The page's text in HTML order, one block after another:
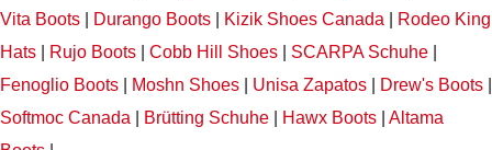
Vita Boots
Durango Boots Kizik Shoes Canada
Rodeo King
Hats
Rujo Boots Cobb Hill Shoes SCARPA Schuhe
Fenoglio Boots
Moshn Shoes Unisa Zapatos Drew's Boots
Softmoc Canada
Brütting Schuhe Hawx Boots
Altama